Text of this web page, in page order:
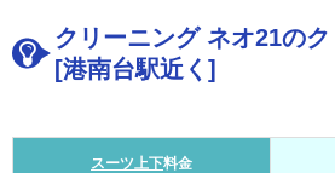
クリーニング ネオ21の
[港南台駅近く]
スーツ上下料金